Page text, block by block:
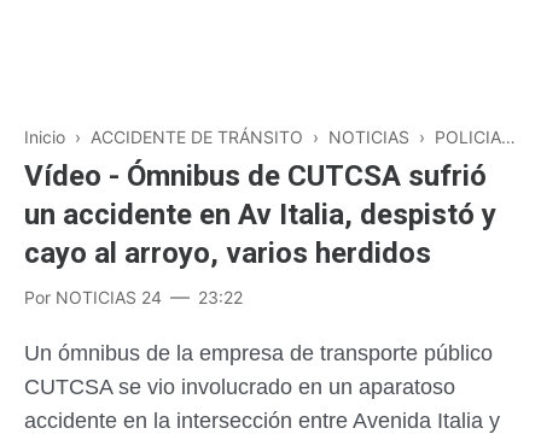
Inicio › ACCIDENTE DE TRÁNSITO › NOTICIAS › POLICIALES
Vídeo - Ómnibus de CUTCSA sufrió
un accidente en Av Italia, despistó y
cayo al arroyo, varios herdidos
Por NOTICIAS 24 23:22
Un ómnibus de la empresa de transporte público
CUTCSA se vio involucrado en un aparatoso
accidente en la intersección entre Avenida Italia y